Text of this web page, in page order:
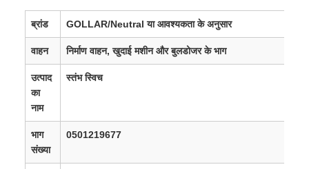
ब्रांड GOLLAR/Neutral या आवश्यकता के अनुसार
वाहन निर्माण वाहन, खुदाई मशीन और बुलडोजर के भाग
उत्पाद
का
नाम
स्तंभ स्विच
भाग
संख्या
0501219677